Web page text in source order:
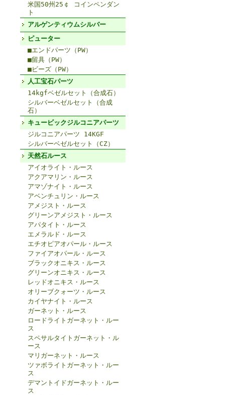
米国50州25￠ コインペンダン
ト
アルゲンティウムシルバー
ピューター
■エンドパーツ（PW）
■留具（PW）
■ビーズ（PW）
人工宝石パーツ
14kgfベゼルセット（合成石）
シルバーベゼルセット（合成
石）
キュービックジルコニアパーツ
ジルコニアパーツ 14KGF
シルバーベゼルセット（CZ）
天然石ルース
アイオライト・ルース
アクアマリン・ルース
アマゾナイト・ルース
アベンチュリン・ルース
アメジスト・ルース
グリーンアメジスト・ルース
アパタイト・ルース
エメラルド・ルース
エチオピアオパール・ルース
ファイアオパール・ルース
ブラックオニキス・ルース
グリーンオニキス・ルース
レッドオニキス・ルース
オリーブクォーツ・ルース
カイヤナイト・ルース
ガーネット・ルース
ロードライトガーネット・ルー
ス
スペサルタイトガーネット・ル
ース
マリガーネット・ルース
ツァボライトガーネット・ルー
ス
デマントイドガーネット・ルー
ス